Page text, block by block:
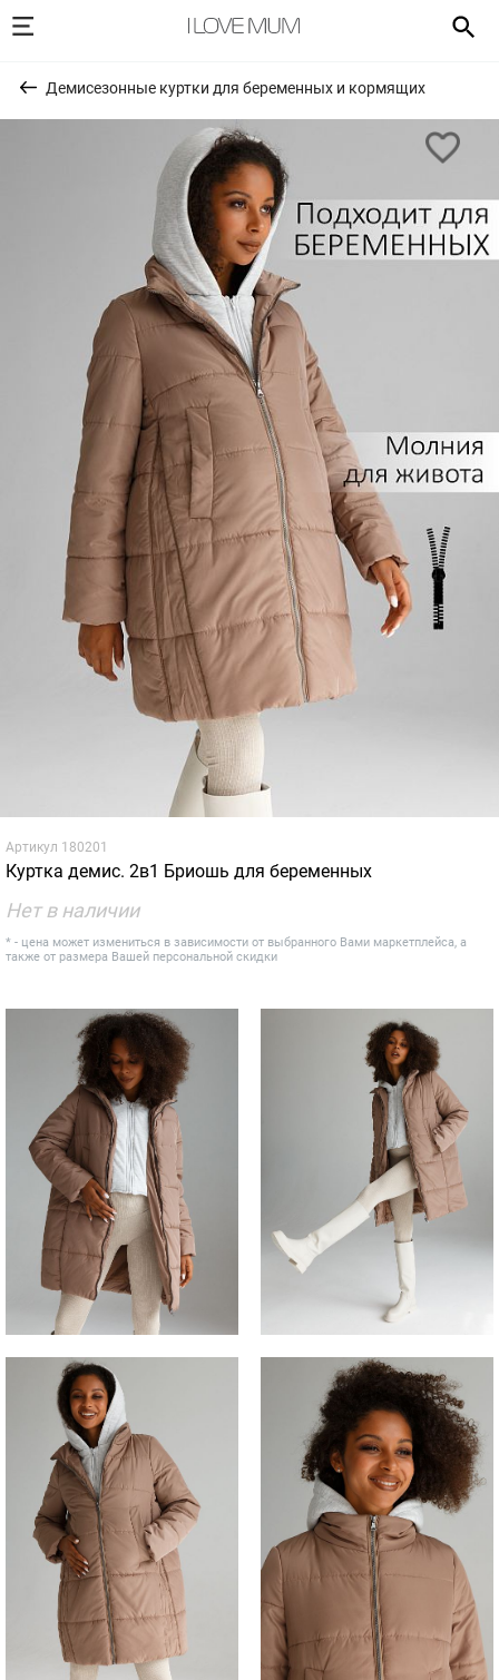
Демисезонные куртки для беременных и кормящих
Артикул 180201
Куртка демис. 2в1 Бриошь для беременных
Нет в наличии
* - цена может измениться в зависимости от выбранного Вами маркетплейса, а
также от размера Вашей персональной скидки